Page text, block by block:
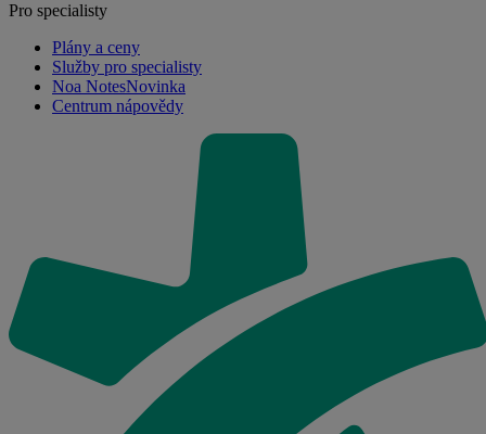
Pro specialisty
Plány a ceny
Služby pro specialisty
Noa NotesNovinka
Centrum nápovědy